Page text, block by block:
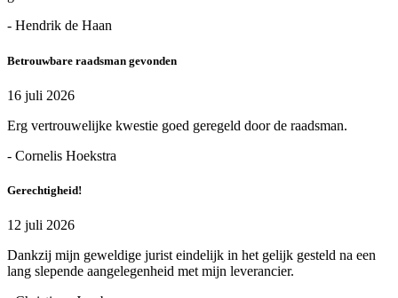
- Hendrik de Haan
Betrouwbare raadsman gevonden
16 juli 2026
Erg vertrouwelijke kwestie goed geregeld door de raadsman.
- Cornelis Hoekstra
Gerechtigheid!
12 juli 2026
Dankzij mijn geweldige jurist eindelijk in het gelijk gesteld na een
lang slepende aangelegenheid met mijn leverancier.